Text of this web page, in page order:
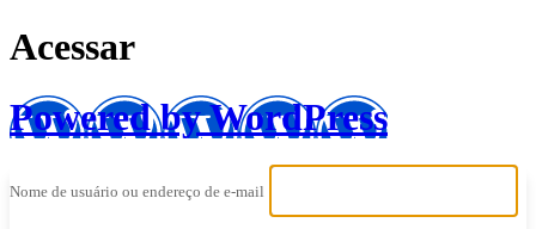
Acessar
Powered by WordPress
Nome de usuário ou endereço de e-mail